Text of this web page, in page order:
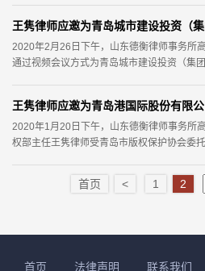
2020年2月26日下午，山东德衡律师事务所
通过视频会议方式为青岛城市建设投资（集
2020年1月20日下午，山东德衡律师事务所
权部主任王隽律师受青岛市版权保护协会委
首页 < 1 2
首页 法律声明 联系我们